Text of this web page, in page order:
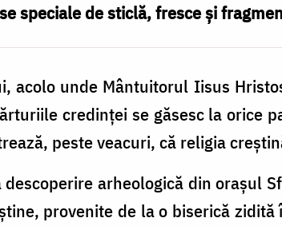
speciale de sticlă, fresce și
acolo unde Mântuitorul Iisus
credinței se găsesc la orice
peste veacuri, că religia
arheologică din orașul
provenite de la o biserică